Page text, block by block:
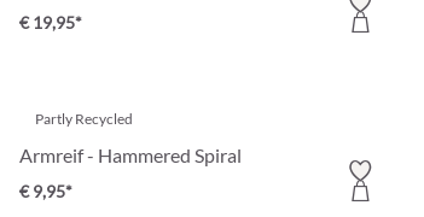
€ 19,95*
Partly Recycled
Armreif - Hammered Spiral
€ 9,95*